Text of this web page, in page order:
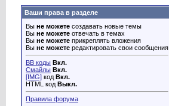
Ваши права в разделе
Вы не можете создавать новые темы
Вы не можете отвечать в темах
Вы не можете прикреплять вложения
Вы не можете редактировать свои сообщения
BB коды Вкл.
Смайлы Вкл.
[IMG] код Вкл.
HTML код Выкл.
Правила форума